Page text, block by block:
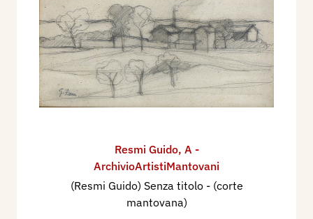
Resmi Guido, A -
ArchivioArtistiMantovani
(Resmi Guido) Senza titolo - (corte
mantovana)